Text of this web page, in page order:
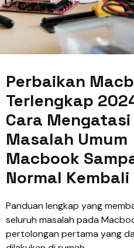
Perbaikan
Terlengkap
Cara Mengatasi
Masalah Umum
Macbook
Normal Kembali
Panduan lengkap yang
seluruh masalah pada
pertolongan pertama yang